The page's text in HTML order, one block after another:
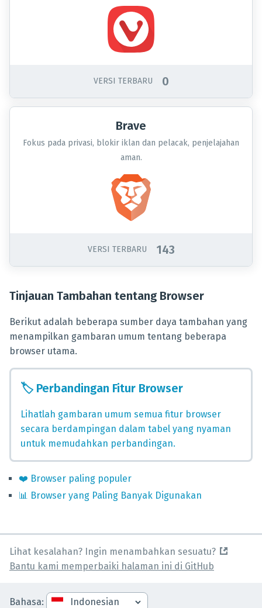
VERSI TERBARU 0
Brave
Fokus pada privasi, blokir iklan dan pelacak, penjelajahan
aman.
VERSI TERBARU 143
Tinjauan Tambahan tentang Browser
Berikut adalah beberapa sumber daya tambahan yang
menampilkan gambaran umum tentang beberapa
browser utama.
🏷️ Perbandingan Fitur Browser
Lihatlah gambaran umum semua fitur browser
secara berdampingan dalam tabel yang nyaman
untuk memudahkan perbandingan.
❤️ Browser paling populer
📊 Browser yang Paling Banyak Digunakan
Lihat kesalahan? Ingin menambahkan sesuatu?
Bantu kami memperbaiki halaman ini di GitHub
Bahasa: